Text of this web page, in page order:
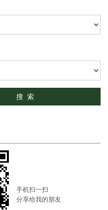
手机扫一扫
分享给我的朋友